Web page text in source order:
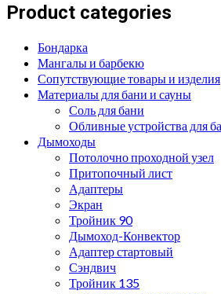
Product categories
Бондарка
Мангалы и барбекю
Сопутствующие товары и изделия
Материалы для бани и сауны
Соль для бани
Обливные устройства для
Дымоходы
Потолочно проходной узел
Притопочный лист
Адаптеры
Экран
Тройник 90
Дымоход-Конвектор
Адаптер стартовый
Сэндвич
Тройник 135